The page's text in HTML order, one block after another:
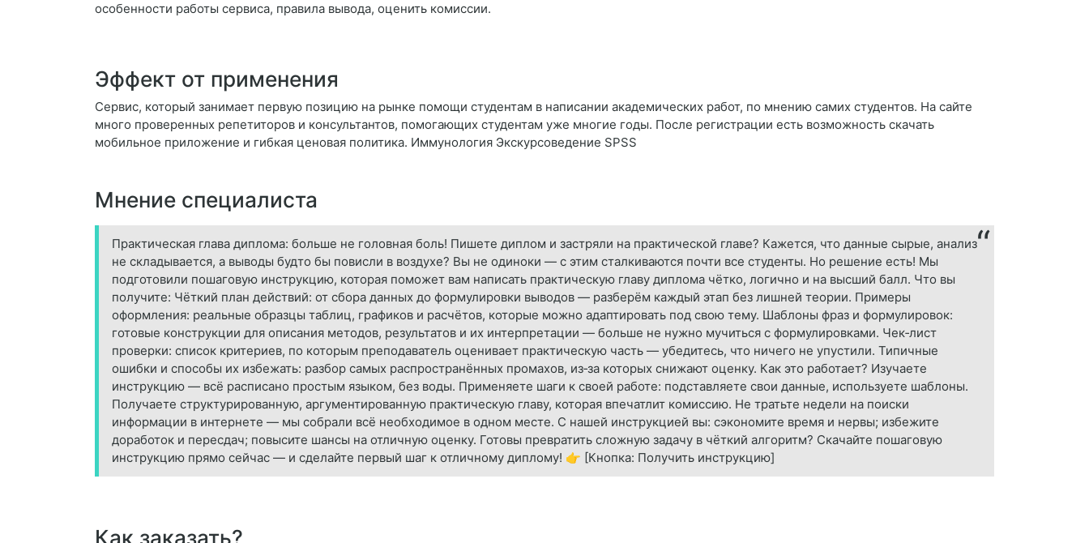
особенности работы сервиса, правила вывода, оценить комиссии.
Эффект от применения
Сервис, который занимает первую позицию на рынке помощи студентам в написании академических работ, по мнению самих студентов. На сайте
много проверенных репетиторов и консультантов, помогающих студентам уже многие годы. После регистрации есть возможность скачать
мобильное приложение и гибкая ценовая политика. Иммунология Экскурсоведение SPSS
Мнение специалиста
Практическая глава диплома: больше не головная боль! Пишете диплом и застряли на практической главе? Кажется, что данные сырые, анализ
не складывается, а выводы будто бы повисли в воздухе? Вы не одиноки — с этим сталкиваются почти все студенты. Но решение есть! Мы
подготовили пошаговую инструкцию, которая поможет вам написать практическую главу диплома чётко, логично и на высший балл. Что вы
получите: Чёткий план действий: от сбора данных до формулировки выводов — разберём каждый этап без лишней теории. Примеры
оформления: реальные образцы таблиц, графиков и расчётов, которые можно адаптировать под свою тему. Шаблоны фраз и формулировок:
готовые конструкции для описания методов, результатов и их интерпретации — больше не нужно мучиться с формулировками. Чек‑лист
проверки: список критериев, по которым преподаватель оценивает практическую часть — убедитесь, что ничего не упустили. Типичные
ошибки и способы их избежать: разбор самых распространённых промахов, из‑за которых снижают оценку. Как это работает? Изучаете
инструкцию — всё расписано простым языком, без воды. Применяете шаги к своей работе: подставляете свои данные, используете шаблоны.
Получаете структурированную, аргументированную практическую главу, которая впечатлит комиссию. Не тратьте недели на поиски
информации в интернете — мы собрали всё необходимое в одном месте. С нашей инструкцией вы: сэкономите время и нервы; избежите
доработок и пересдач; повысите шансы на отличную оценку. Готовы превратить сложную задачу в чёткий алгоритм? Скачайте пошаговую
инструкцию прямо сейчас — и сделайте первый шаг к отличному диплому! 👉 [Кнопка: Получить инструкцию]
Как заказать?